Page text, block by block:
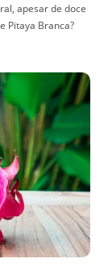
apesar de doce
Pitaya Branca?